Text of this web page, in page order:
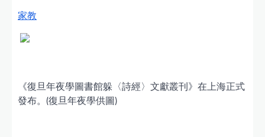
家教
《復旦年夜學圖書館躲〈詩經〉文獻叢刊》在上海正式
發布。(復旦年夜學供圖)